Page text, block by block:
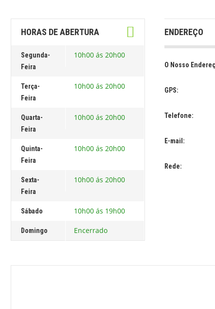
HORAS DE ABERTURA
Segunda-
Feira
10h00 ás 20h00
Terça-
Feira
10h00 ás 20h00
Quarta-
Feira
10h00 ás 20h00
Quinta-
Feira
10h00 ás 20h00
Sexta-
Feira
10h00 ás 20h00
Sábado 10h00 ás 19h00
Domingo Encerrado
ENDEREÇO
O Nosso
GPS:
Telefone:
E-mail:
Rede: